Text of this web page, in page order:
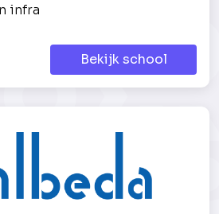
infra
Bekijk school